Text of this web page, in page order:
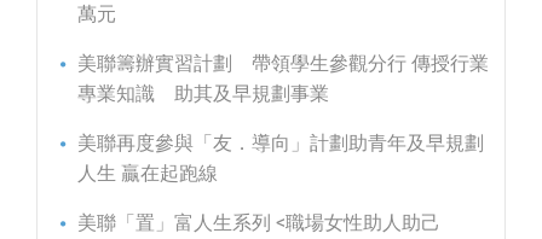
萬元
美聯籌辦實習計劃 帶領學生參觀分行 傳授行業
專業知識 助其及早規劃事業
美聯再度參與「友．導向」計劃助青年及早規劃
人生 贏在起跑線
美聯「置」富人生系列 <職場女性助人助己